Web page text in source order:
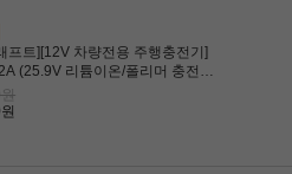
프트][12V 차량전용 주행충전기]
(25.9V 리튬이온/폴리머 충전전
구동로봇용)